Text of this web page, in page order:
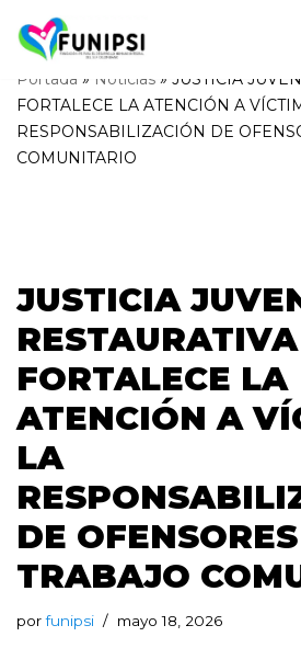
Saltar
al
contenido
Portada » Noticias » JUSTICIA
FORTALECE LA ATENCIÓN A
RESPONSABILIZACIÓN DE
COMUNITARIO
JUSTICIA
RESTAURATIVA
FORTALECE LA
ATENCIÓN A
LA
DE
TRABAJO
porfunipsi mayo 18, 2026